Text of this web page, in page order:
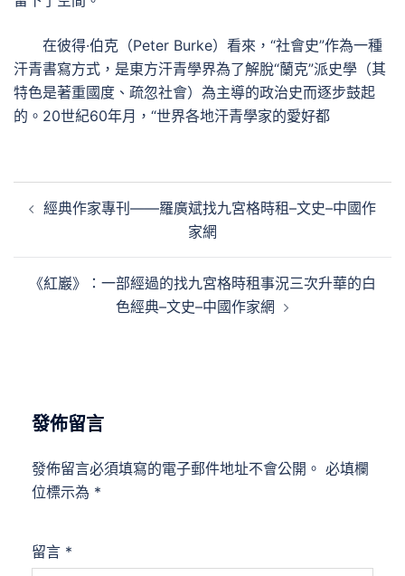
在彼得·伯克（Peter Burke）看來，“社會史”作為一種
汗青書寫方式，是東方汗青學界為了解脫“蘭克”派史學（其
特色是著重國度、疏忽社會）為主導的政治史而逐步鼓起
的。20世紀60年月，“世界各地汗青學家的愛好都
章 經典作家專刊——羅廣斌找九宮格時租–文史–中國作
家網
《紅巖》：一部經過的找九宮格時租事況三次升華的白
色經典–文史–中國作家網
發佈留言
發佈留言必須填寫的電子郵件地址不會公開。 必填欄
位標示為 *
留言 *